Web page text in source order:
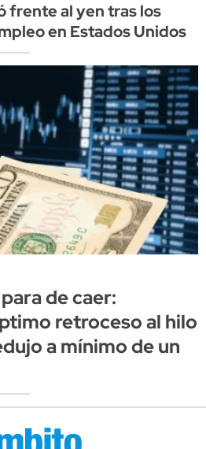
frente al yen tras los
en Estados Unidos
de caer:
retroceso al hilo
a mínimo de un